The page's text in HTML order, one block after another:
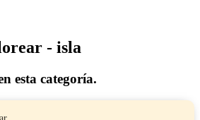
- isla
esta categoría.